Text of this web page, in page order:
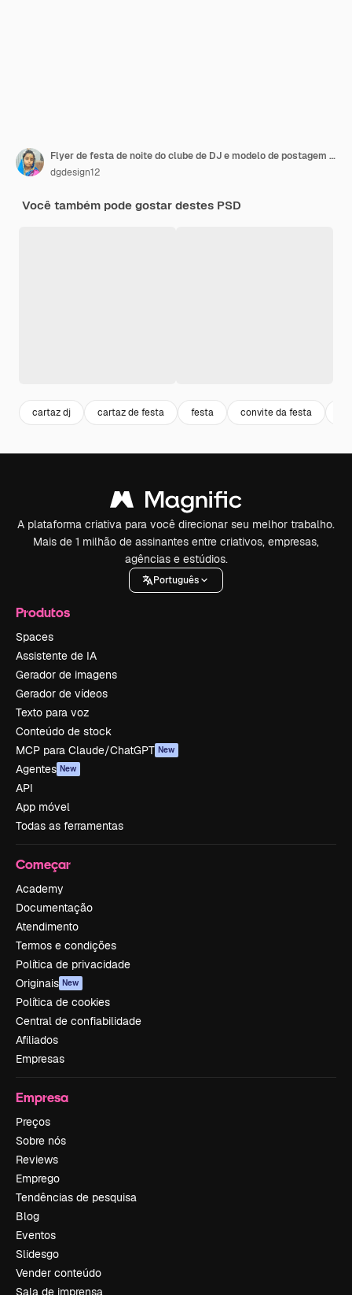
Flyer de festa de noite do clube de DJ e modelo de postagem de mídia social
dgdesign12
Você também pode gostar destes PSD
cartaz dj cartaz de festa festa convite da festa
A plataforma criativa para você direcionar seu melhor trabalho.
Mais de 1 milhão de assinantes entre criativos, empresas,
agências e estúdios.
Português
Produtos
Spaces
Assistente de IA
Gerador de imagens
Gerador de vídeos
Texto para voz
Conteúdo de stock
MCP para Claude/ChatGPT New
Agentes New
API
App móvel
Todas as ferramentas
Começar
Academy
Documentação
Atendimento
Termos e condições
Política de privacidade
Originais New
Política de cookies
Central de confiabilidade
Afiliados
Empresas
Empresa
Preços
Sobre nós
Reviews
Emprego
Tendências de pesquisa
Blog
Eventos
Slidesgo
Vender conteúdo
Sala de imprensa